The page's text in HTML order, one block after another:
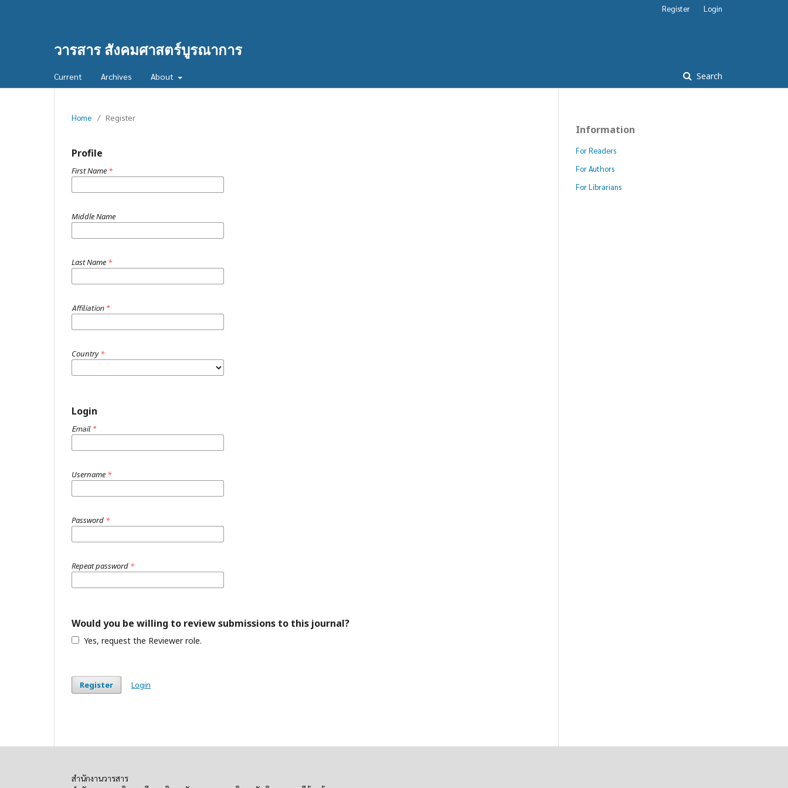
วารสาร สังคมศาสตร์บูรณาการ
Current Archives About Search
Register Login
Home / Register
Profile
First Name *
Middle Name
Last Name *
Affiliation *
Country*
Login
Email *
Username *
Password *
Repeat password *
Would you be willing to review submissions to this journal?
Yes, request the Reviewer role.
Register Login
Information
For Readers
For Authors
For Librarians
สำนักงานวารสาร